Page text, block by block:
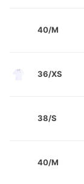
40/M
36/XS
38/S
40/M